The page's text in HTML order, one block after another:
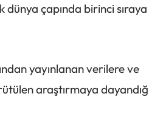
çapında birinci sıraya
yayınlanan verilere ve
araştırmaya